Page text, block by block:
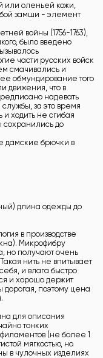
или оленьей кожи,
замши - элемент
войны (1756-1763),
было введено
части русских войск
смачивались и
обмундирование того
движения, что в
надевать
за это время
и ходить не сгибая
сохранились до
дамские брючки в
длина одежды до
в производстве
Микрофибру
но получают очень
нить не впитывает
и влага быстро
и хорошо держит
поэтому цена
для описания
тонких
(не более 1
мягкостью, но
в чулочных изделиях